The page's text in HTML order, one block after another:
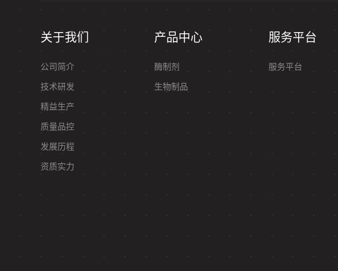
关于我们
公司简介
技术研发
精益生产
质量品控
发展历程
资质实力
产品中心
酶制剂
生物制品
服务平台
服务平台